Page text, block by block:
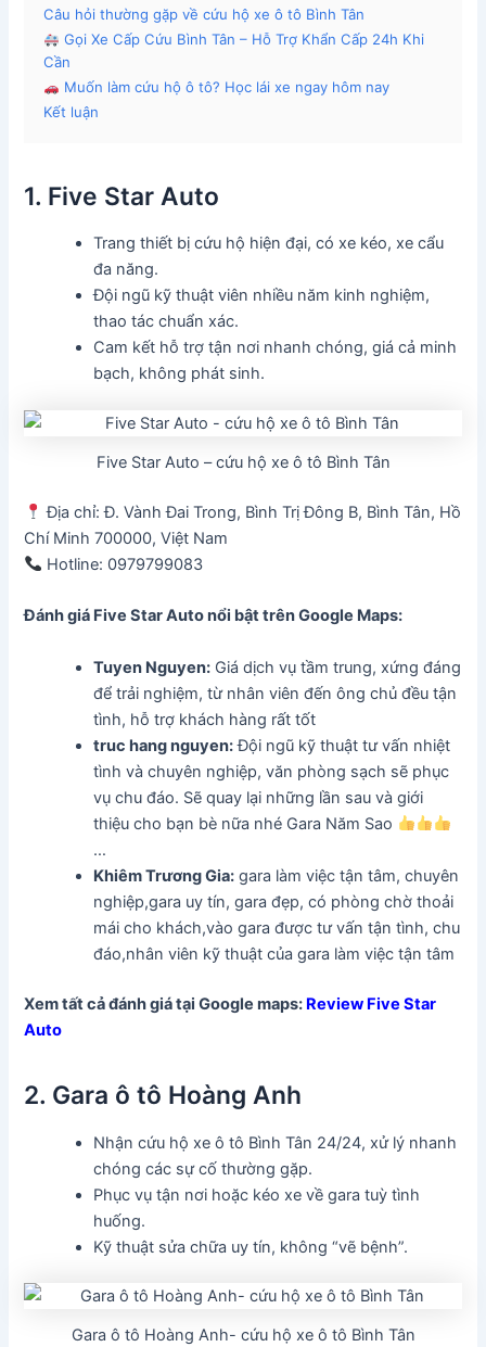
Câu hỏi thường gặp về cứu hộ xe ô tô Bình Tân
Gọi Xe Cấp Cứu Bình Tân – Hỗ Trợ Khẩn Cấp 24h Khi
Cần
Muốn làm cứu hộ ô tô? Học lái xe ngay hôm nay
Kết luận
1. Five Star Auto
Trang thiết bị cứu hộ hiện đại, có xe kéo, xe cẩu
đa năng.
Đội ngũ kỹ thuật viên nhiều năm kinh nghiệm,
thao tác chuẩn xác.
Cam kết hỗ trợ tận nơi nhanh chóng, giá cả minh
bạch, không phát sinh.
Five Star Auto – cứu hộ xe ô tô Bình Tân
Địa chỉ: Đ. Vành Đai Trong, Bình Trị Đông B, Bình Tân, Hồ
Chí Minh 700000, Việt Nam
Hotline: 0979799083
Đánh giá Five Star Autonổi bật trên Google Maps:
Tuyen Nguyen: Giá dịch vụ tầm trung, xứng đáng
để trải nghiệm, từ nhân viên đến ông chủ đều tận
tình, hỗ trợ khách hàng rất tốt
truc hang nguyen:Đội ngũ kỹ thuật tư vấn nhiệt
tình và chuyên nghiệp, văn phòng sạch sẽ phục
vụ chu đáo. Sẽ quay lại những lần sau và giới
thiệu cho bạn bè nữa nhé Gara Năm Sao
…
Khiêm Trương Gia: gara làm việc tận tâm, chuyên
nghiệp,gara uy tín, gara đẹp, có phòng chờ thoải
mái cho khách,vào gara được tư vấn tận tình, chu
đáo,nhân viên kỹ thuật của gara làm việc tận tâm
Xem tất cả đánh giá tại Google maps: Review Five Star
Auto
2. Gara ô tô Hoàng Anh
Nhận cứu hộ xe ô tô Bình Tân 24/24, xử lý nhanh
chóng các sự cố thường gặp.
Phục vụ tận nơi hoặc kéo xe về gara tuỳ tình
huống.
Kỹ thuật sửa chữa uy tín, không “vẽ bệnh”.
Gara ô tô Hoàng Anh- cứu hộ xe ô tô Bình Tân